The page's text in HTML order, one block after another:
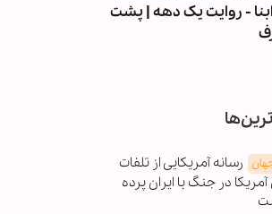
- روایت یک دهه | پشت
رسانه آمریکایی از تلفات
در جنگ با ایران پرده